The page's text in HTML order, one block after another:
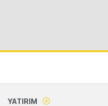
YATIRIM